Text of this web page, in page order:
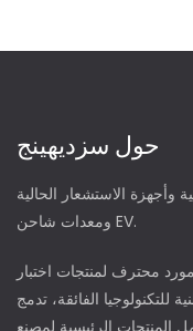
حول سزديهينج
الاستشعار الحالية
ومعدات شاحن EV.
محترف لمنتجات اختبار
الفائقة، تدمج